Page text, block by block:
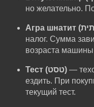
но желательно.
налог. Сумма
возраста машины
Тест (טסט)—
ездить. При
текущий тест.